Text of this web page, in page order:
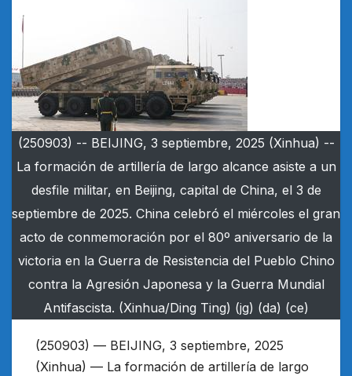
(250903) -- BEIJING, 3 septiembre, 2025 (Xinhua) --
La formación de artillería de largo alcance asiste a un
desfile militar, en Beijing, capital de China, el 3 de
septiembre de 2025. China celebró el miércoles el gran
acto de conmemoración por el 80º aniversario de la
victoria en la Guerra de Resistencia del Pueblo Chino
contra la Agresión Japonesa y la Guerra Mundial
Antifascista. (Xinhua/Ding Ting) (jg) (da) (ce)
(250903) — BEIJING, 3 septiembre, 2025
(Xinhua) — La formación de artillería de largo